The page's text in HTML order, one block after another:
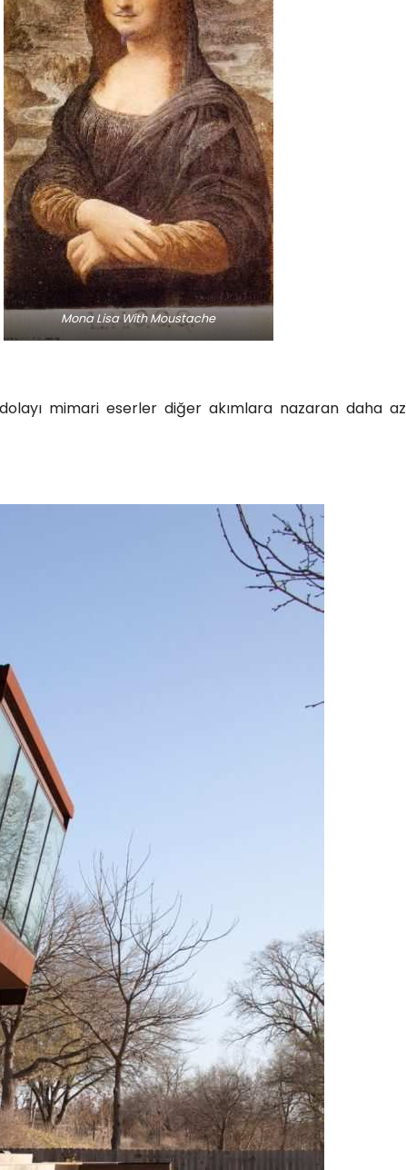
Mona Lisa With Moustache
mimari eserler diğer akımlara nazaran daha az